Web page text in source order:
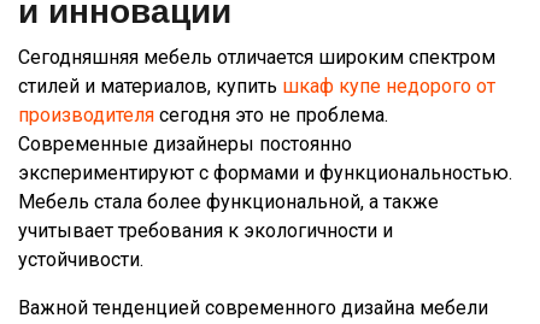
и инновации
Сегодняшняя мебель отличается широким спектром
стилей и материалов, купить шкаф купе недорого от
производителя сегодня это не проблема.
Современные дизайнеры постоянно
экспериментируют с формами и функциональностью.
Мебель стала более функциональной, а также
учитывает требования к экологичности и
устойчивости.
Важной тенденцией современного дизайна мебели